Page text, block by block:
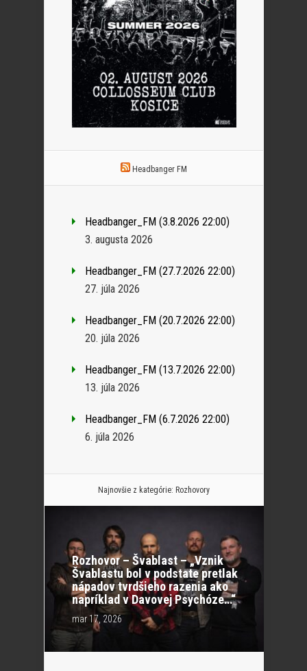
Headbanger FM
Headbanger_FM (3.8.2026 22:00)
3. augusta 2026
Headbanger_FM (27.7.2026 22:00)
27. júla 2026
Headbanger_FM (20.7.2026 22:00)
20. júla 2026
Headbanger_FM (13.7.2026 22:00)
13. júla 2026
Headbanger_FM (6.7.2026 22:00)
6. júla 2026
Najnovšie z kategórie: Rozhovory
Rozhovor – Švablast – „Vznik
Švablastu bol v podstate pretlak
nápadov tvrdšieho razenia ako
napríklad v Davovej Psychóze…“
mar 17, 2026